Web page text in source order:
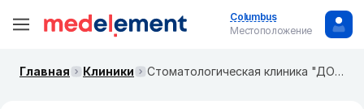
Columbus
Местоположение
Главная Клиники Стоматологическая клиника "ДОКТОР ГАЗИЗОВА" в мкр Жана Орда